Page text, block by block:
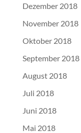
Dezember 2018
November 2018
Oktober 2018
September 2018
August 2018
Juli 2018
Juni 2018
Mai 2018